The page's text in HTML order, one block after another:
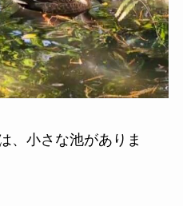
、小さな池がありま